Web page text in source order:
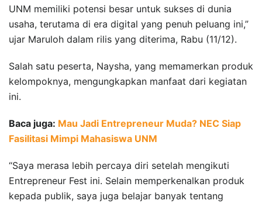
UNM memiliki potensi besar untuk sukses di dunia
usaha, terutama di era digital yang penuh peluang ini,”
ujar Maruloh dalam rilis yang diterima, Rabu (11/12).
Salah satu peserta, Naysha, yang memamerkan produk
kelompoknya, mengungkapkan manfaat dari kegiatan
ini.
Baca juga: Mau Jadi Entrepreneur Muda? NEC Siap
Fasilitasi Mimpi Mahasiswa UNM
“Saya merasa lebih percaya diri setelah mengikuti
Entrepreneur Fest ini. Selain memperkenalkan produk
kepada publik, saya juga belajar banyak tentang